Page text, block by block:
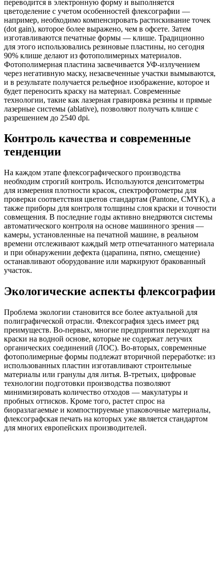
переводится в электронную форму и выполняется
цветоделение с учетом особенностей флексографии —
например, необходимо компенсировать растискивание точек
(dot gain), которое более выражено, чем в офсете. Затем
изготавливаются печатные формы — клише. Традиционно
для этого использовались резиновые пластины, но сегодня
90% клише делают из фотополимерных материалов.
Фотополимерная пластина засвечивается УФ-излучением
через негативную маску, незасвеченные участки вымываются,
и в результате получается рельефное изображение, которое и
будет переносить краску на материал. Современные
технологии, такие как лазерная гравировка резины и прямые
лазерные системы (ablative), позволяют получать клише с
разрешением до 2540 dpi.
Контроль качества и современные
тенденции
На каждом этапе флексографического производства
необходим строгий контроль. Используются денситометры
для измерения плотности красок, спектрофотометры для
проверки соответствия цветов стандартам (Pantone, CMYK), а
также приборы для контроля толщины слоя краски и точности
совмещения. В последние годы активно внедряются системы
автоматического контроля на основе машинного зрения —
камеры, установленные на печатной машине, в реальном
времени отслеживают каждый метр отпечатанного материала
и при обнаружении дефекта (царапина, пятно, смещение)
останавливают оборудование или маркируют бракованный
участок.
Экологические аспекты флексографии
Проблема экологии становится все более актуальной для
полиграфической отрасли. Флексография здесь имеет ряд
преимуществ. Во-первых, многие предприятия переходят на
краски на водной основе, которые не содержат летучих
органических соединений (ЛОС). Во-вторых, современные
фотополимерные формы подлежат вторичной переработке: из
использованных пластин изготавливают строительные
материалы или гранулы для литья. В-третьих, цифровые
технологии подготовки производства позволяют
минимизировать количество отходов — макулатуры и
пробных оттисков. Кроме того, растет спрос на
биоразлагаемые и компостируемые упаковочные материалы,
флексографская печать на которых уже является стандартом
для многих европейских производителей.